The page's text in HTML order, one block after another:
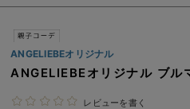
親子コーデ｜ママとベビーにおすすめ！
ANGELIEBEオリジナル
ANGELIEBEオリジナル ブル
レビューを書く